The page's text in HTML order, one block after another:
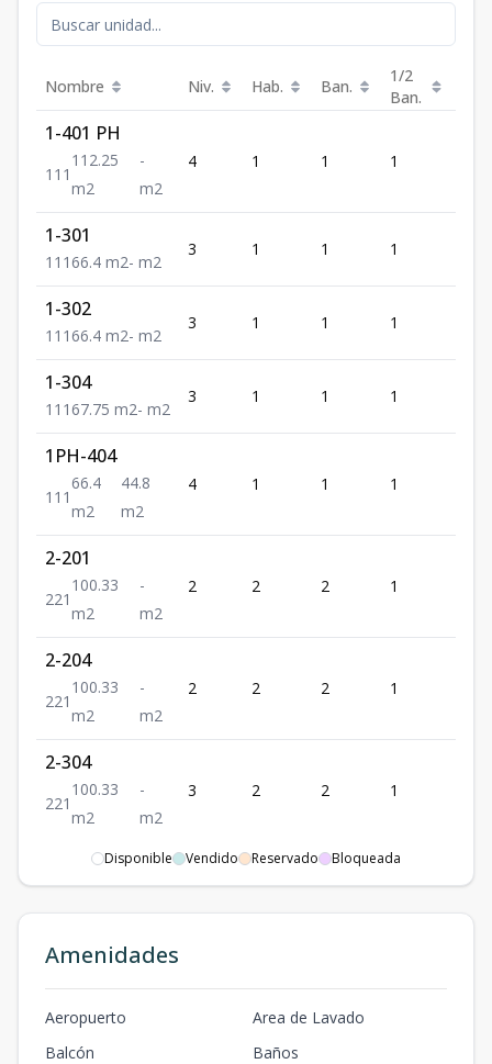
Nombre Niv. Hab. Ban.
1/2
Ban.
1-401 PH
1 1 1
112.25
m2
-
m2
4 1 1 1
1-301
1 1 1 66.4 m2- m2
3 1 1 1
1-302
1 1 1 66.4 m2- m2
3 1 1 1
1-304
1 1 1 67.75 m2- m2
3 1 1 1
1PH-404
1 1 1
66.4
m2
44.8
m2
4 1 1 1
2-201
221
100.33
m2
-
m2
2 2 2 1
2-204
221
100.33
m2
-
m2
2 2 2 1
2-304
221
100.33
m2
-
m2
3 2 2 1
5PH 401
100.33
m2
80
m2
4 2 2 1 1
Disponible Vendido Reservado Bloqueada
Amenidades
Aeropuerto
Area de Lavado
Balcón
Baños